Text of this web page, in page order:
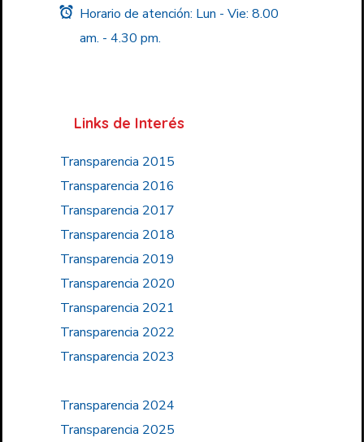
Horario de atención: Lun - Vie: 8.00
am. - 4.30 pm.
Links de Interés
Transparencia 2015
Transparencia 2016
Transparencia 2017
Transparencia 2018
Transparencia 2019
Transparencia 2020
Transparencia 2021
Transparencia 2022
Transparencia 2023
Transparencia 2024
Transparencia 2025